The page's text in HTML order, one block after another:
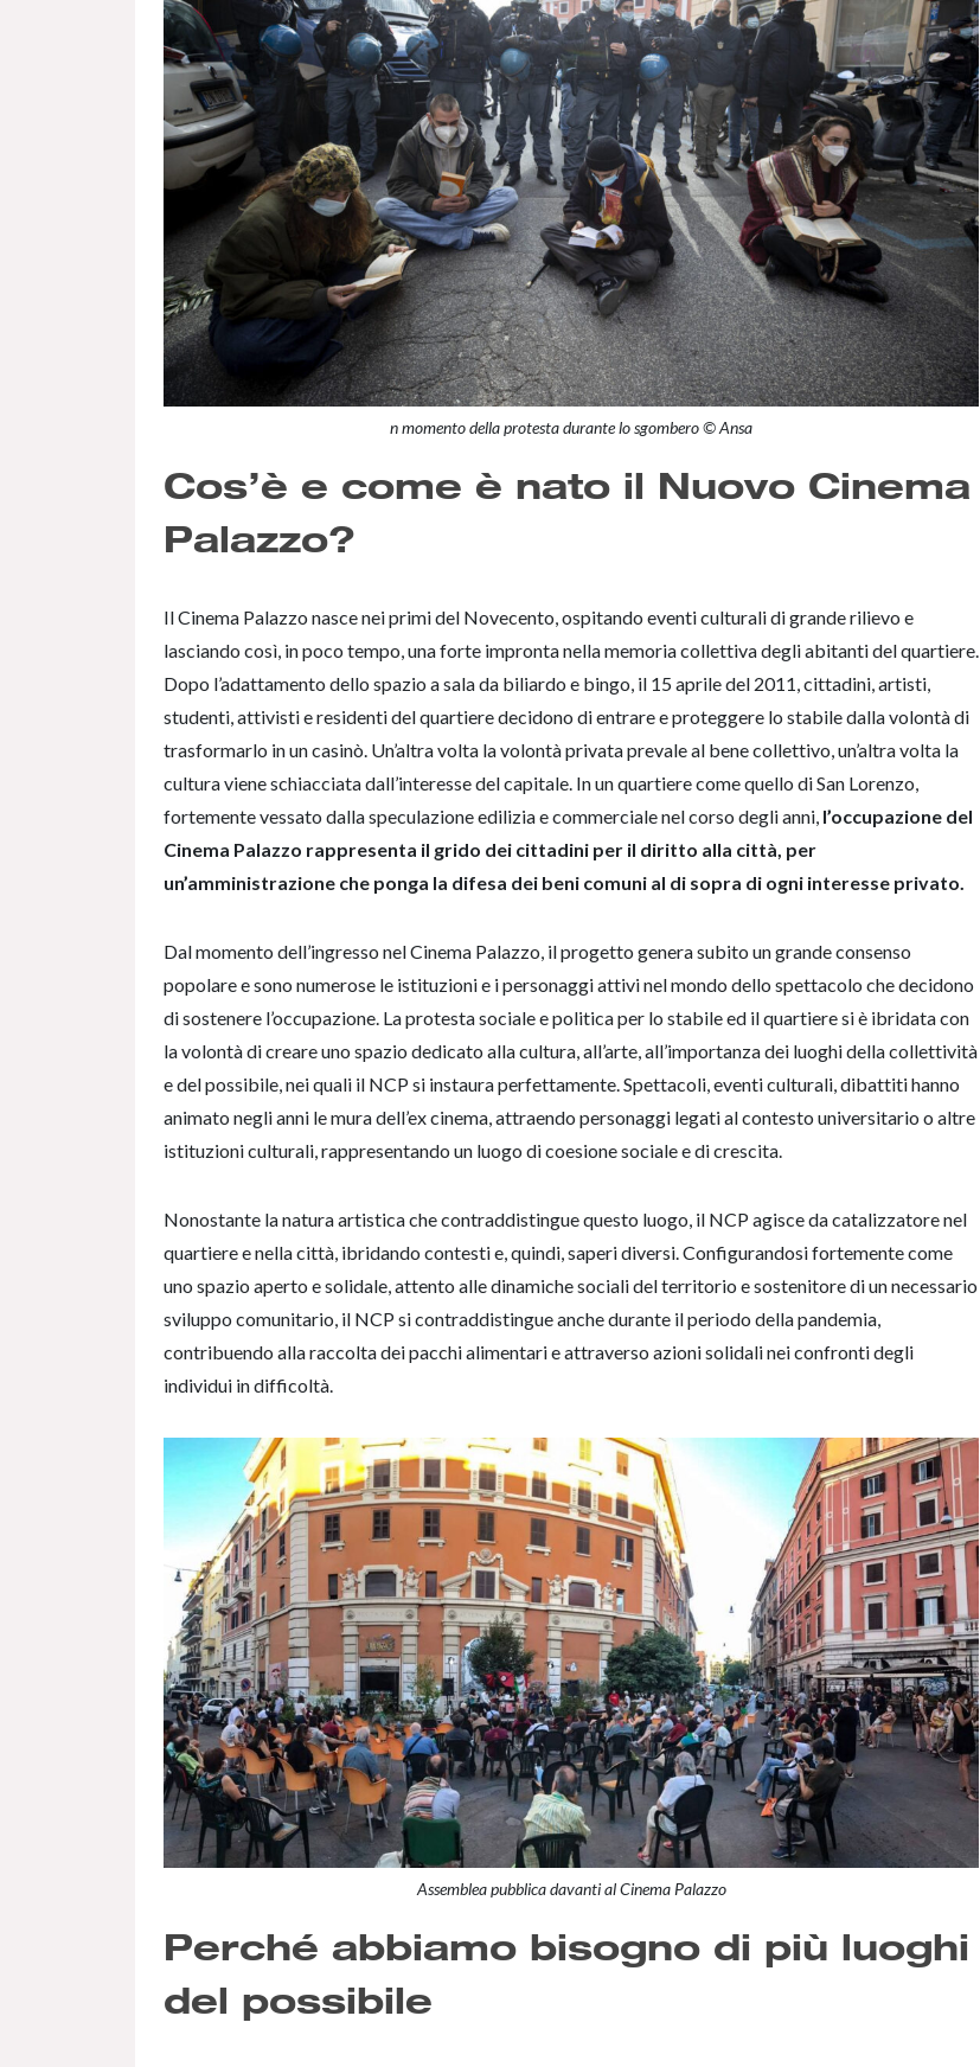
n momento della protesta durante lo sgombero © Ansa
Cos’è e come è nato il Nuovo Cinema
Palazzo?
Il Cinema Palazzo nasce nei primi del Novecento, ospitando eventi culturali di grande rilievo e
lasciando così, in poco tempo, una forte impronta nella memoria collettiva degli abitanti del quartiere.
Dopo l’adattamento dello spazio a sala da biliardo e bingo, il 15 aprile del 2011, cittadini, artisti,
studenti, attivisti e residenti del quartiere decidono di entrare e proteggere lo stabile dalla volontà di
trasformarlo in un casinò. Un’altra volta la volontà privata prevale al bene collettivo, un’altra volta la
cultura viene schiacciata dall’interesse del capitale. In un quartiere come quello di San Lorenzo,
fortemente vessato dalla speculazione edilizia e commerciale nel corso degli anni, l’occupazione del
Cinema Palazzo rappresenta il grido dei cittadini per il diritto alla città, per
un’amministrazione che ponga la difesa dei beni comuni al di sopra di ogni interesse privato.
Dal momento dell’ingresso nel Cinema Palazzo, il progetto genera subito un grande consenso
popolare e sono numerose le istituzioni e i personaggi attivi nel mondo dello spettacolo che decidono
di sostenere l’occupazione. La protesta sociale e politica per lo stabile ed il quartiere si è ibridata con
la volontà di creare uno spazio dedicato alla cultura, all’arte, all’importanza dei luoghi della collettività
e del possibile, nei quali il NCP si instaura perfettamente. Spettacoli, eventi culturali, dibattiti hanno
animato negli anni le mura dell’ex cinema, attraendo personaggi legati al contesto universitario o altre
istituzioni culturali, rappresentando un luogo di coesione sociale e di crescita.
Nonostante la natura artistica che contraddistingue questo luogo, il NCP agisce da catalizzatore nel
quartiere e nella città, ibridando contesti e, quindi, saperi diversi. Configurandosi fortemente come
uno spazio aperto e solidale, attento alle dinamiche sociali del territorio e sostenitore di un necessario
sviluppo comunitario, il NCP si contraddistingue anche durante il periodo della pandemia,
contribuendo alla raccolta dei pacchi alimentari e attraverso azioni solidali nei confronti degli
individui in difficoltà.
Assemblea pubblica davanti al Cinema Palazzo
Perché abbiamo bisogno di più luoghi
del possibile